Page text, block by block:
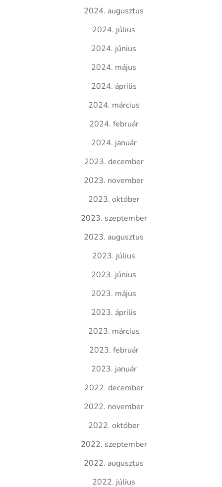
2024. augusztus
2024. július
2024. június
2024. május
2024. április
2024. március
2024. február
2024. január
2023. december
2023. november
2023. október
2023. szeptember
2023. augusztus
2023. július
2023. június
2023. május
2023. április
2023. március
2023. február
2023. január
2022. december
2022. november
2022. október
2022. szeptember
2022. augusztus
2022. július